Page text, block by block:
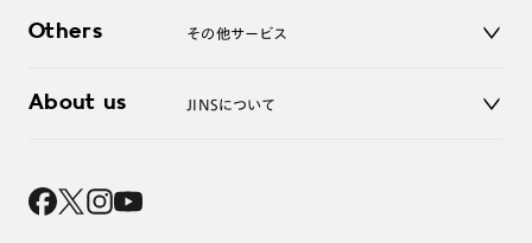
お問い合わせ
Others その他サービス
レンズ交換
About us JINSについて
採用情報